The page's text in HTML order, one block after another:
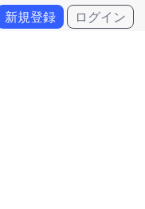
新規登録 ログイン